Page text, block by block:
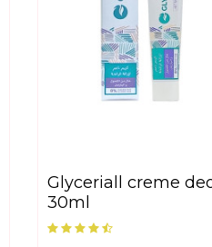
glyceriall creme deo
30ml